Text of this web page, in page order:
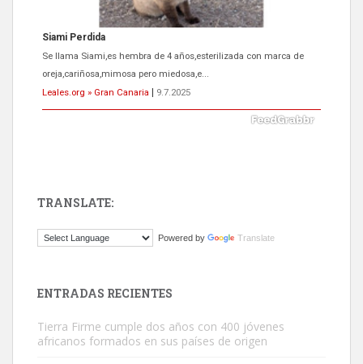
Siami Perdida
Se llama Siami,es hembra de 4 años,esterilizada con marca de
oreja,cariñosa,mimosa pero miedosa,e...
Leales.org » Gran Canaria
9.7.2025
El ayuntamiento se va a llevar a Los Gatos callejeros de la zona los
TRANSLATE:
Powered by Translate
ENTRADAS RECIENTES
Tierra Firme cumple dos años con 400 jóvenes
africanos formados en sus países de origen